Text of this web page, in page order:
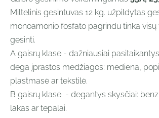
Miltelinis gesintuvas 12 kg. užpildytas
monoamonio fosfato pagrindu tinka
gesinti.
A gaisrų klasė - dažniausiai
dega įprastos medžiagos: mediena,
plastmasė ar tekstilė.
B gaisrų klasė - degantys skysčiai:
lakas ar tepalai.